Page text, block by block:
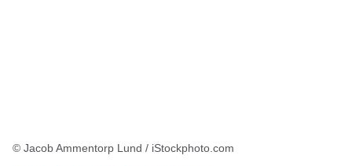
© Jacob Ammentorp Lund / iStockphoto.com